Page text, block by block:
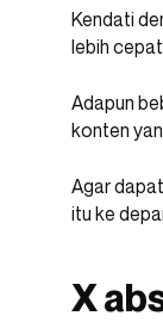
Kendati
lebih
Adapun
konten
Agar
itu ke
X